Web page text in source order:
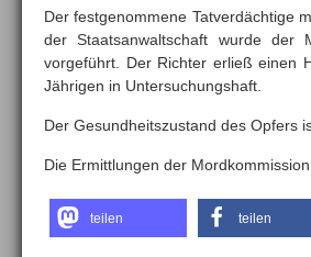
Der festgenommene Tatverdächtige
der Staatsanwaltschaft wurde der
vorgeführt. Der Richter erließ einen
Jährigen in Untersuchungshaft.
Der Gesundheitszustand des Opfers
Die Ermittlungen der Mordkommission
teilen teilen